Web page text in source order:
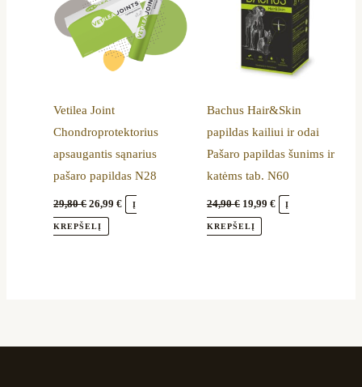
Vetilea Joint
Chondroprotektorius
apsaugantis sąnarius
pašaro papildas N28
29,80€ 26,99€ Į
KREPŠELĮ
Bachus Hair&Skin
papildas kailiui ir odai
Pašaro papildas šunims ir
katėms tab. N60
24,90€ 19,99 € Į
KREPŠELĮ